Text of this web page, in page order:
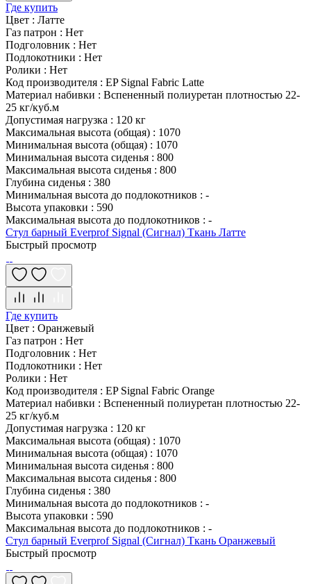
Где купить
Цвет : Латте
Газ патрон : Нет
Подголовник : Нет
Подлокотники : Нет
Ролики : Нет
Код производителя : EP Signal Fabric Latte
Материал набивки : Вспененный полиуретан плотностью 22-
25 кг/куб.м
Допустимая нагрузка : 120 кг
Максимальная высота (общая) : 1070
Минимальная высота (общая) : 1070
Минимальная высота сиденья : 800
Максимальная высота сиденья : 800
Глубина сиденья : 380
Минимальная высота до подлокотников : -
Высота упаковки : 590
Максимальная высота до подлокотников : -
Стул барный Everprof Signal (Сигнал) Ткань Латте
Быстрый просмотр
Где купить
Цвет : Оранжевый
Газ патрон : Нет
Подголовник : Нет
Подлокотники : Нет
Ролики : Нет
Код производителя : EP Signal Fabric Orange
Материал набивки : Вспененный полиуретан плотностью 22-
25 кг/куб.м
Допустимая нагрузка : 120 кг
Максимальная высота (общая) : 1070
Минимальная высота (общая) : 1070
Минимальная высота сиденья : 800
Максимальная высота сиденья : 800
Глубина сиденья : 380
Минимальная высота до подлокотников : -
Высота упаковки : 590
Максимальная высота до подлокотников : -
Стул барный Everprof Signal (Сигнал) Ткань Оранжевый
Быстрый просмотр